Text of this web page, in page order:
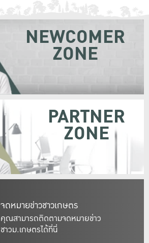
จดหมายข่าวชาวเกษตร
คุณสามารถติดตามจดหมายข่าว
ชาวม.เกษตรได้ที่นี่
NEWCOMER
ZONE
PARTNER
ZONE